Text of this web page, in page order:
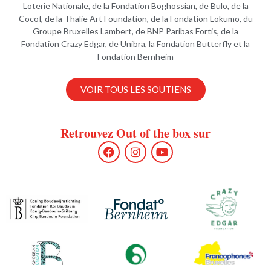
Loterie Nationale, de la Fondation Boghossian, de Bulo, de la
Cocof, de la Thalie Art Foundation, de la Fondation Lokumo, du
Groupe Bruxelles Lambert, de BNP Paribas Fortis, de la
Fondation Crazy Edgar, de Unibra, la Fondation Butterfly et la
Fondation Bernheim
VOIR TOUS LES SOUTIENS
Retrouvez Out of the box sur
F
a
o
k
I
n
g
r
a
Y
o
b
e